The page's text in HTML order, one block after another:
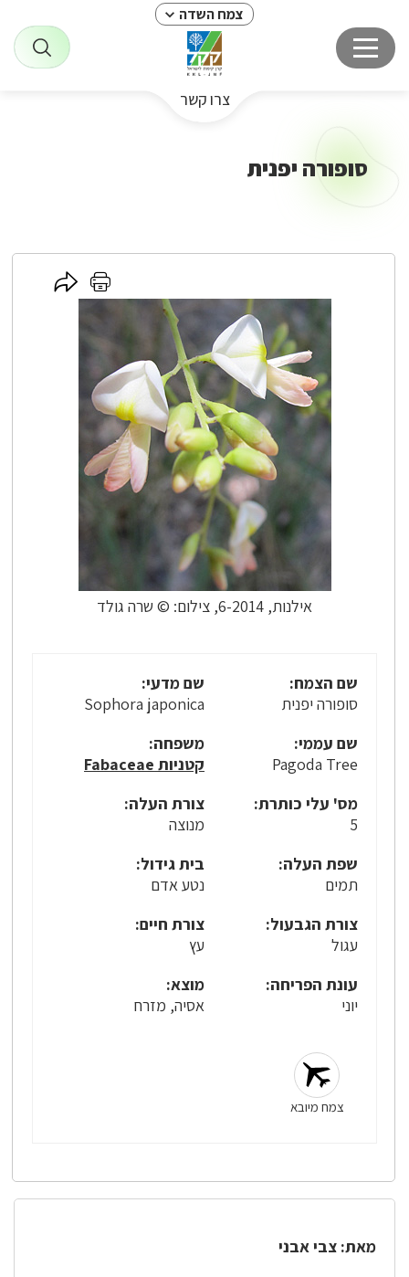
צמח השדה
צרו קשר
סופורה יפנית
אילנות, 6-2014, צילום: © שרה גולד
לחץ
כאן
לחץ
כאן
לשיתוף
שם הצמח:
סופורה יפנית
שם מדעי:
Sophora japonica
שם עממי:
Pagoda Tree
משפחה:
קטניות Fabaceae
מס' עלי כותרת:
5
צורת העלה:
מנוצה
שפת העלה:
תמים
בית גידול:
נטע אדם
צורת הגבעול:
עגול
צורת חיים:
עץ
עונת הפריחה:
יוני
מוצא:
אסיה, מזרח
צמח מיובא
מאת: צבי אבני